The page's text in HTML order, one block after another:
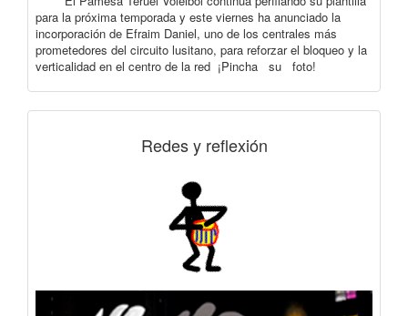
para la próxima temporada y este viernes ha anunciado la
incorporación de Efraim Daniel, uno de los centrales más
prometedores del circuito lusitano, para reforzar el bloqueo y la
verticalidad en el centro de la red ¡Pincha su foto!
Redes y reflexión